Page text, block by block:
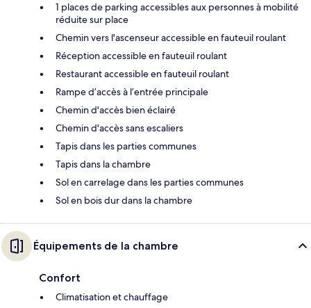
1 places de parking accessibles aux personnes à mobilité
réduite sur place
Chemin vers l'ascenseur accessible en fauteuil roulant
Réception accessible en fauteuil roulant
Restaurant accessible en fauteuil roulant
Rampe d’accès à l’entrée principale
Chemin d'accès bien éclairé
Chemin d'accès sans escaliers
Tapis dans les parties communes
Tapis dans la chambre
Sol en carrelage dans les parties communes
Sol en bois dur dans la chambre
Équipements de la chambre
Confort
Climatisation et chauffage